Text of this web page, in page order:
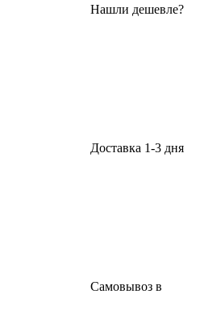
Нашли дешевле?
Доставка 1-3 дня
Самовывоз в